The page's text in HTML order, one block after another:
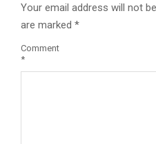
Your email address will not
are marked *
Comment
*